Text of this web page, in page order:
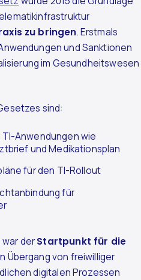
zu bringen. Erstmals
und Sanktionen
im Gesundheitswesen
sind:
Anwendungen wie
und Medikationsplan
für den TI-Rollout
für
derStartpunkt für die
Übergang von freiwilliger
digitalen Prozessen